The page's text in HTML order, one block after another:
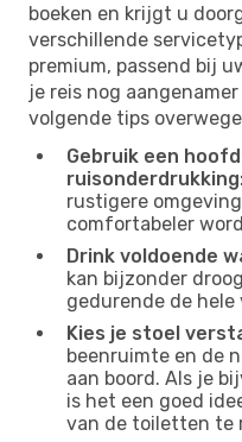
boeken en krijgt u
verschillende
premium, passend bij
je reis nog
volgende tips
Gebruik een
rustigere
comfortabeler
Drink voldoende
kan bijzonder
gedurende de
Kies je stoel
beenruimte en de
aan boord. Als je
is het een goed
van de toiletten te